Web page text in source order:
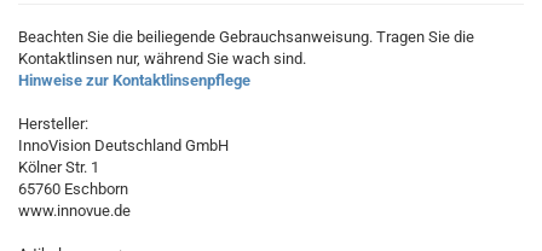
Beachten Sie die beiliegende Gebrauchsanweisung. Tragen Sie die
Kontaktlinsen nur, während Sie wach sind.
Hinweise zur Kontaktlinsenpflege
Hersteller:
InnoVision Deutschland GmbH
Kölner Str. 1
65760 Eschborn
www.innovue.de